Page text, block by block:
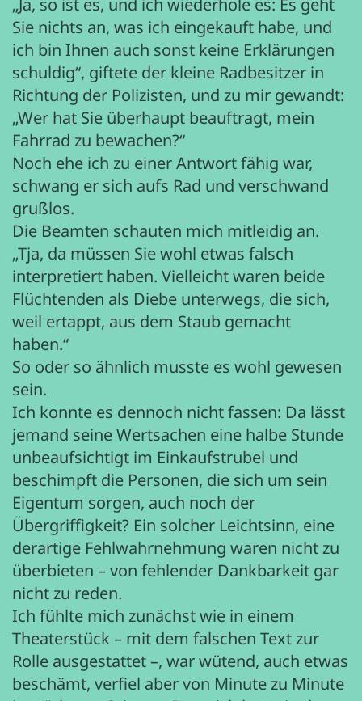
„Ja, so ist es, und ich wiederhole es: Es geht
Sie nichts an, was ich eingekauft habe, und
ich bin Ihnen auch sonst keine Erklärungen
schuldig“, giftete der kleine Radbesitzer in
Richtung der Polizisten, und zu mir gewandt:
„Wer hat Sie überhaupt beauftragt, mein
Fahrrad zu bewachen?“
Noch ehe ich zu einer Antwort fähig war,
schwang er sich aufs Rad und verschwand
grußlos.
Die Beamten schauten mich mitleidig an.
„Tja, da müssen Sie wohl etwas falsch
interpretiert haben. Vielleicht waren beide
Flüchtenden als Diebe unterwegs, die sich,
weil ertappt, aus dem Staub gemacht
haben.“
So oder so ähnlich musste es wohl gewesen
sein.
Ich konnte es dennoch nicht fassen: Da lässt
jemand seine Wertsachen eine halbe Stunde
unbeaufsichtigt im Einkaufstrubel und
beschimpft die Personen, die sich um sein
Eigentum sorgen, auch noch der
Übergriffigkeit? Ein solcher Leichtsinn, eine
derartige Fehlwahrnehmung waren nicht zu
überbieten – von fehlender Dankbarkeit gar
nicht zu reden.
Ich fühlte mich zunächst wie in einem
Theaterstück – mit dem falschen Text zur
Rolle ausgestattet –, war wütend, auch etwas
beschämt, verfiel aber von Minute zu Minute